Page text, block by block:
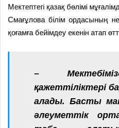
Мектептегі қазақ бөлімі
Смағұлова білім ордасының
қоғамға бейімдеу екенін атап
–
қажеттіліктері
алады. Басты
әлеуметтік